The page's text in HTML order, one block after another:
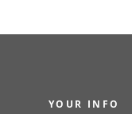
YOUR INFO